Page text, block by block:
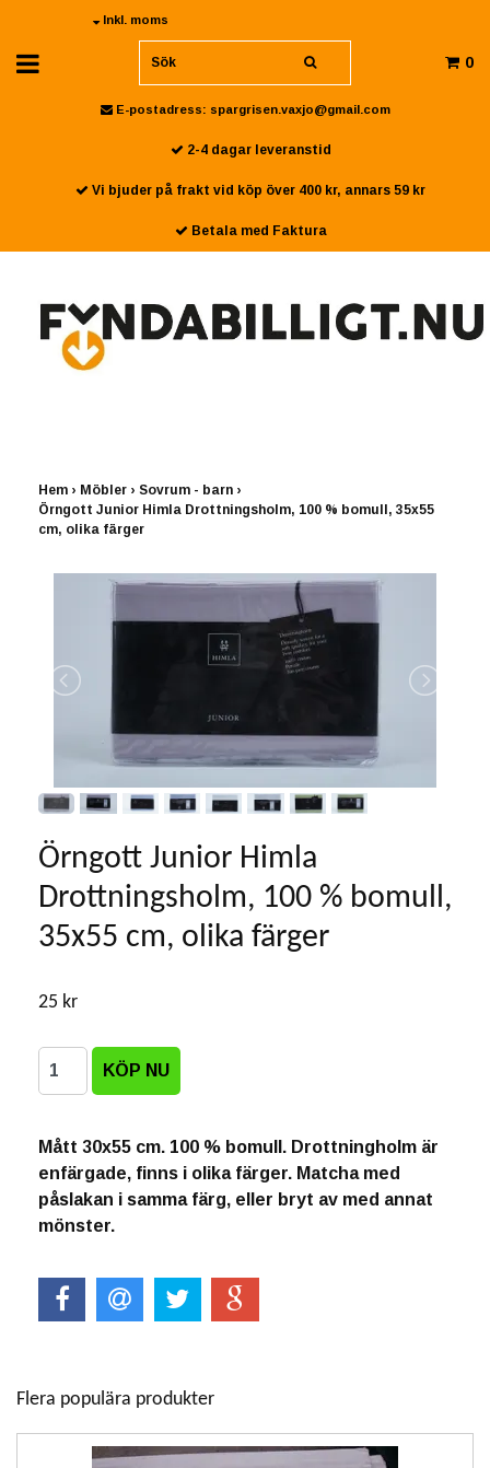
Inkl. moms
0
E-postadress: spargrisen.vaxjo@gmail.com
2-4 dagar leveranstid
Vi bjuder på frakt vid köp över 400 kr, annars 59 kr
Betala med Faktura
Hem › Möbler › Sovrum - barn ›
Örngott Junior Himla Drottningsholm, 100 % bomull, 35x55
cm, olika färger
Örngott Junior Himla
Drottningsholm, 100 % bomull,
35x55 cm, olika färger
25 kr
Mått 30x55 cm. 100 % bomull. Drottningholm är
enfärgade, finns i olika färger. Matcha med
påslakan i samma färg, eller bryt av med annat
mönster.
Flera populära produkter